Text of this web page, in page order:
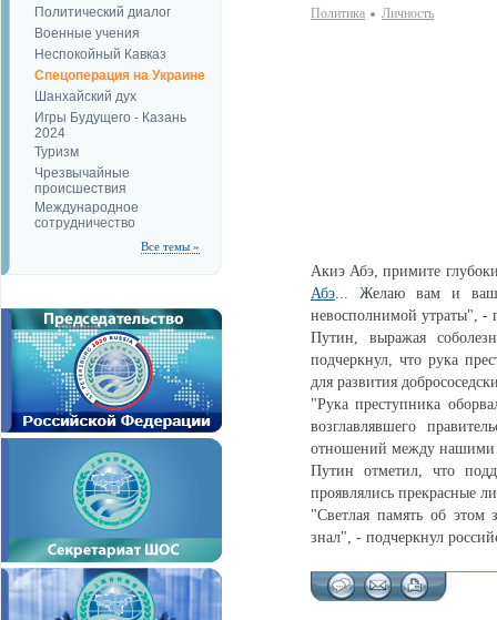
Политический диалог
Военные учения
Неспокойный Кавказ
Спецоперация на Украине
Шанхайский дух
Игры Будущего - Казань
2024
Туризм
Чрезвычайные
происшествия
Международное
сотрудничество
Все темы »
Политика Личность
Акиэ Абэ, примите
Абэ... Желаю вам и
невосполнимой утраты", -
Путин, выражая
подчеркнул, что рука
для развития
"Рука преступника
возглавлявшего
отношений между нашими
Путин отметил, что
проявлялись прекрасные
"Светлая память об этом
знал", - подчеркнул